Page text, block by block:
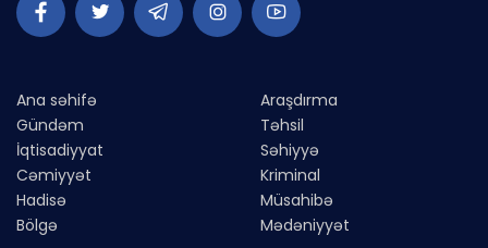
Ana səhifə
Gündəm
İqtisadiyyat
Cəmiyyət
Hadisə
Bölgə
Araşdırma
Təhsil
Səhiyyə
Kriminal
Müsahibə
Mədəniyyət